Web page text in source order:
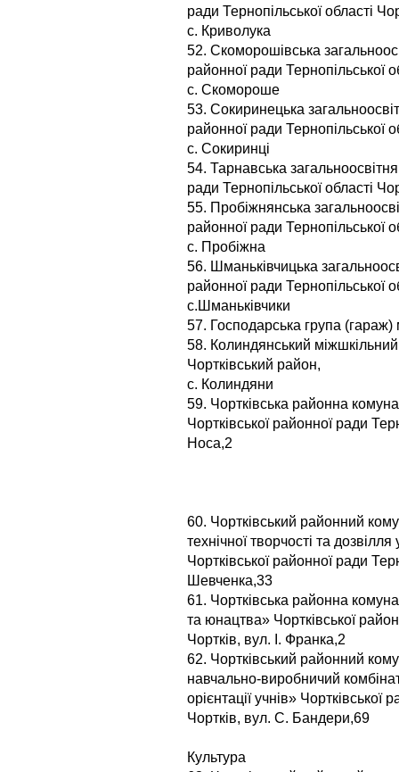
ради Тернопільської області
с. Криволука
52. Скоморошівська
районної ради Тернопільської
с. Скомороше
53. Сокиринецька
районної ради Тернопільської
с. Сокиринці
54. Тарнавська
ради Тернопільської області
55. Пробіжнянська
районної ради Тернопільської
с. Пробіжна
56. Шманьківчицька
районної ради Тернопільської
с.Шманьківчики
57. Господарська група
58. Колиндянський
Чортківський район,
с. Колиндяни
59. Чортківська районна
Чортківської районної ради
Носа,2
60. Чортківський районний
технічної творчості та дозвілля
Чортківської районної ради
Шевченка,33
61. Чортківська районна
та юнацтва» Чортківської
Чортків, вул. І. Франка,2
62. Чортківський районний
навчально-виробничий
орієнтації учнів» Чортківської
Чортків, вул. С. Бандери,69
Культура